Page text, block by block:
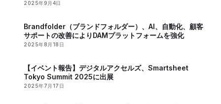
イトフルなウェビナーを開催
2025年9月4日
Brandfolder（ブランドフォルダー）、AI、自動化、顧客
サポートの改善によりDAMプラットフォームを強化
2025年8月18日
【イベント報告】デジタルアクセルズ、Smartsheet
Tokyo Summit 2025に出展
2025年7月17日